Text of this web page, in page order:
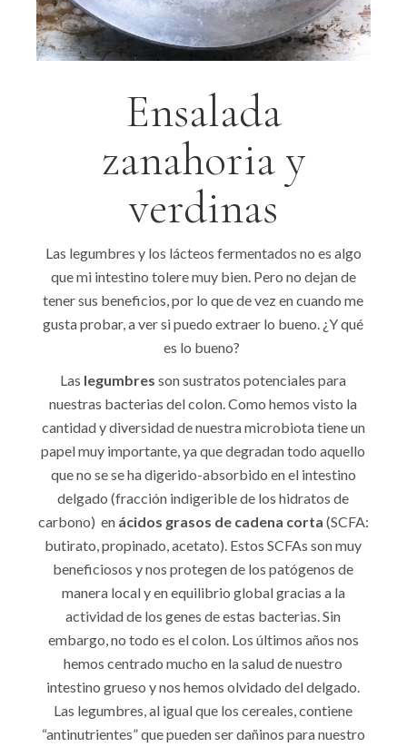
Ensalada
zanahoria y
verdinas
Las legumbres y los lácteos fermentados no es algo
que mi intestino tolere muy bien. Pero no dejan de
tener sus beneficios, por lo que de vez en cuando me
gusta probar, a ver si puedo extraer lo bueno. ¿Y qué
es lo bueno?
Las legumbres son sustratos potenciales para
nuestras bacterias del colon. Como hemos visto la
cantidad y diversidad de nuestra microbiota tiene un
papel muy importante, ya que degradan todo aquello
que no se se ha digerido-absorbido en el intestino
delgado (fracción indigerible de los hidratos de
carbono) en ácidos grasos de cadena corta (SCFA:
butirato, propinado, acetato). Estos SCFAs son muy
beneficiosos y nos protegen de los patógenos de
manera local y en equilibrio global gracias a la
actividad de los genes de estas bacterias. Sin
embargo, no todo es el colon. Los últimos años nos
hemos centrado mucho en la salud de nuestro
intestino grueso y nos hemos olvidado del delgado.
Las legumbres, al igual que los cereales, contiene
“antinutrientes” que pueden ser dañinos para nuestro